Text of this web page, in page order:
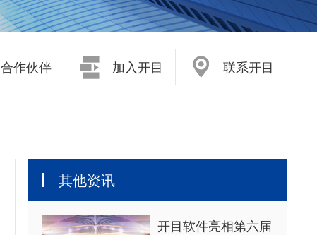
三维焊接工艺规划软件 3DWELD
开目浏览器 KMVue
尧创CAD YaoCCAD
合作伙伴 加入开目 联系开目
其他资讯
开目软件亮相第六届